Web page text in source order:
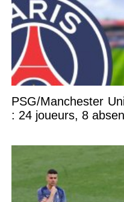
PSG/Manchester
: 24 joueurs, 8